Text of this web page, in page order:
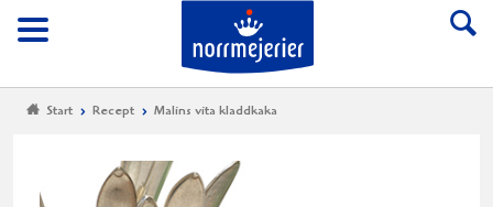
Meny
Till Norrmejerier
Start Recept Malins vita kladdkaka